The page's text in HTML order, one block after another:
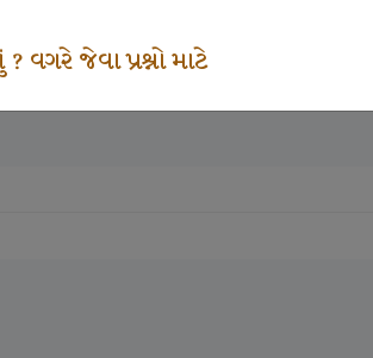
વગરે જેવા પ્રશ્નો માટે